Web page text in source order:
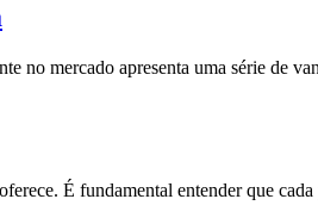
no mercado apresenta uma série de
É fundamental entender que